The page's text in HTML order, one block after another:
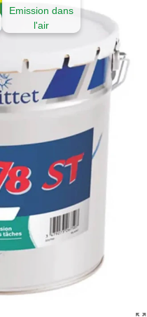
Emission dans
l'air